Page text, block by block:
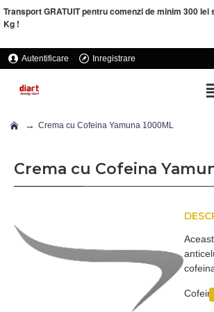
Transport GRATUIT pentru comenzi de minim 300 lei
Kg !
Autentificare Inregistrare
Crema cu Cofeina Yamuna 1000ML
Crema cu Cofeina